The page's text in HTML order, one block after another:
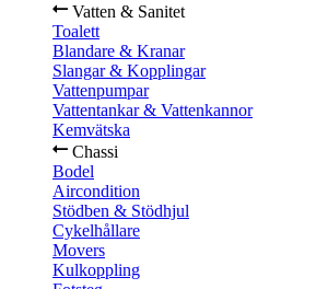
Vatten & Sanitet
Toalett
Blandare & Kranar
Slangar & Kopplingar
Vattenpumpar
Vattentankar & Vattenkannor
Kemvätska
Chassi
Bodel
Aircondition
Stödben & Stödhjul
Cykelhållare
Movers
Kulkoppling